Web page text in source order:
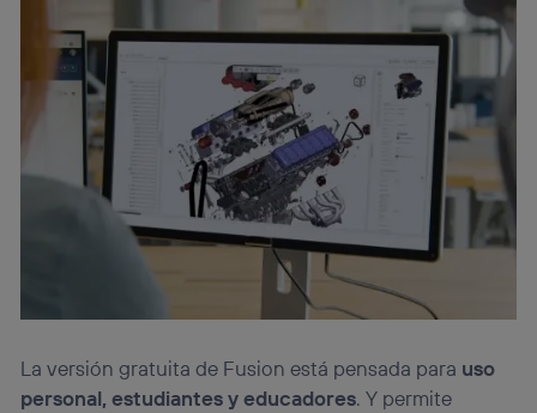
La versión gratuita de Fusion está pensada para uso
personal, estudiantes y educadores. Y permite